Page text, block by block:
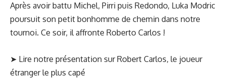
Après avoir battu Michel, Pirri puis Redondo, Luka Modric
poursuit son petit bonhomme de chemin dans notre
tournoi. Ce soir, il affronte Roberto Carlos !
➤ Lire notre présentation sur Robert Carlos, le joueur
étranger le plus capé